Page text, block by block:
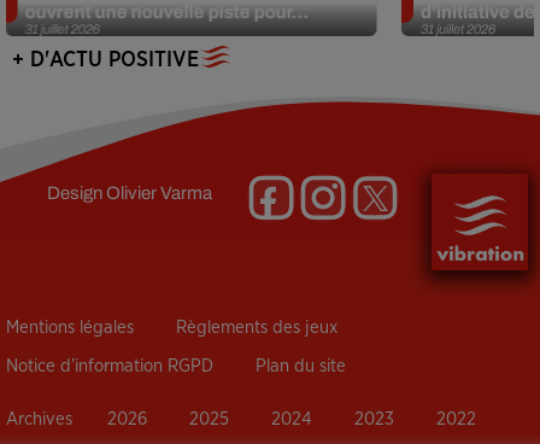
31 juillet 2026
ouvrent une nouvelle piste pour...
31 juillet 2026
d’initiative
+ D'ACTU POSITIVE
DesignOlivier Varma
Mentions légales Règlements des jeux
Notice d’information RGPD Plan du site
Archives 2026 2025 2024 2023 2022